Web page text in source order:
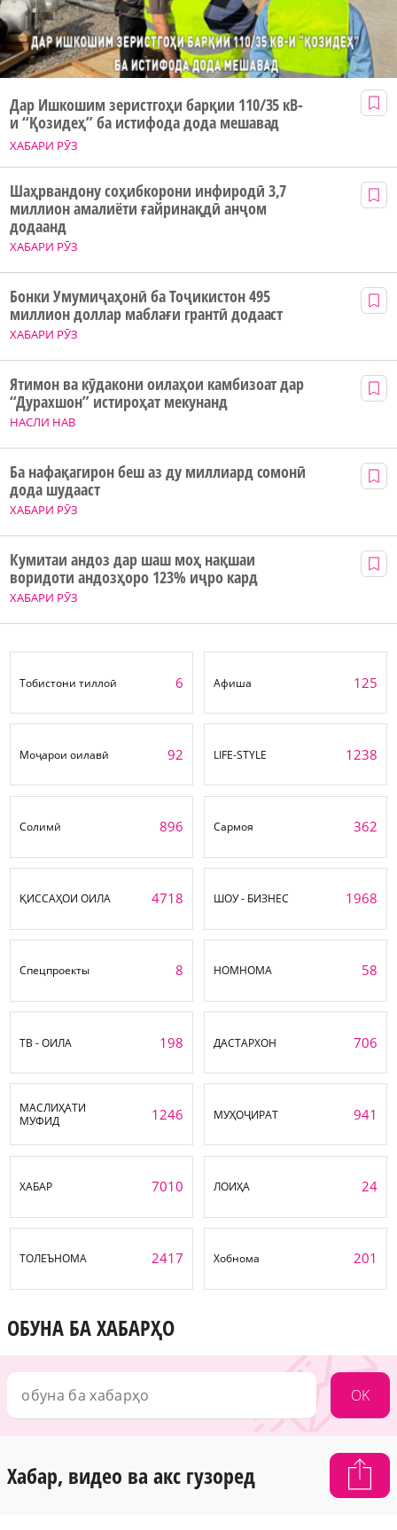
ХАБАРИ РӮЗ
Дар Ишкошим зеристгоҳи барқии 110/35 кВ-
и “Қозидеҳ” ба истифода дода мешавад
ХАБАРИ РӮЗ
Шаҳрвандону соҳибкорони инфиродӣ 3,7
миллион амалиёти ғайринақдӣ анҷом
додаанд
ХАБАРИ РӮЗ
Бонки Умумиҷаҳонӣ ба Тоҷикистон 495
миллион доллар маблағи грантӣ додааст
НАСЛИ НАВ
Ятимон ва кӯдакони оилаҳои камбизоат дар
“Дурахшон” истироҳат мекунанд
ХАБАРИ РӮЗ
Ба нафақагирон беш аз ду миллиард сомонӣ
дода шудааст
ХАБАРИ РӮЗ
Кумитаи андоз дар шаш моҳ нақшаи
воридоти андозҳоро 123% иҷро кард
Тобистони тиллоӣ 6 Афиша 125
Моҷарои оилавӣ 92 LIFE-STYLE 1238
Солимӣ 896 Сармоя 362
ҚИССАҲОИ ОИЛА 4718 ШОУ - БИЗНЕС 1968
Спецпроекты 8 НОМНОМА 58
ТВ - ОИЛА 198 ДАСТАРХОН 706
МАСЛИҲАТИ
МУФИД
1246 МУҲОҶИРАТ 941
ХАБАР 7010 ЛОИҲА 24
ТОЛЕЪНОМА 2417 Хобнома 201
ОБУНА БА ХАБАРҲО
OK
Хабар, видео ва акс гузоред